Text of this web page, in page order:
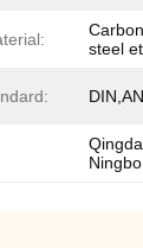
steel